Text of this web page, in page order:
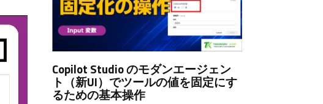
Copilot Studio のモダンエージェン
ト（新UI）でツールの値を固定にす
るための基本操作